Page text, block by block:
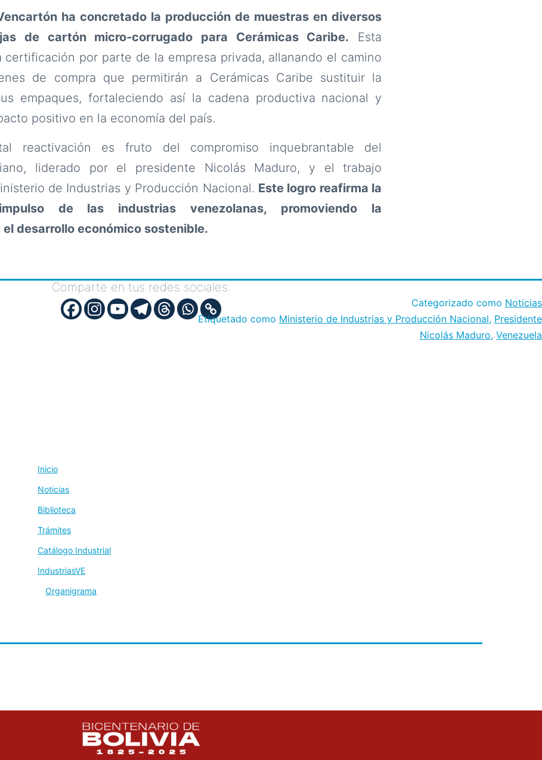
ha concretado la producción de muestras en diversos
de cartón micro-corrugado para Cerámicas Caribe. Esta
certificación por parte de la empresa privada, allanando el camino
de compra que permitirán a Cerámicas Caribe sustituir la
empaques, fortaleciendo así la cadena productiva nacional y
positivo en la economía del país.
reactivación es fruto del compromiso inquebrantable del
liderado por el presidente Nicolás Maduro, y el trabajo
de Industrias y Producción Nacional. Este logro reafirma la
de las industrias venezolanas, promoviendo la
desarrollo económico sostenible.
Comparte en tus redes sociales:
Categorizado como Noticias
Etiquetado como Ministerio de Industrias y Producción Nacional, Presidente
Nicolás Maduro, Venezuela
Inicio
Noticias
Biblioteca
Trámites
Catálogo Industrial
IndustriasVE
Organigrama